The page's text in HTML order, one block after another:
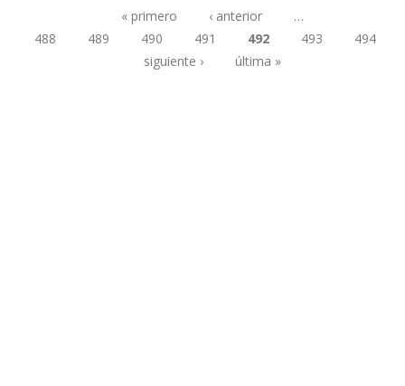
Páginas
« primero ‹ anterior
…
488
489 490 491 492 493
494
siguiente ›
última »